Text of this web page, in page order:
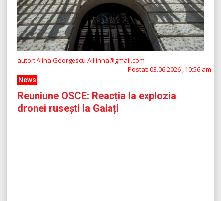
autor: Alina Georgescu Alllinna@gmail.com
Postat: 03.06.2026 , 10:56 am
News
Reuniune OSCE: Reacția la explozia
dronei rusești la Galați